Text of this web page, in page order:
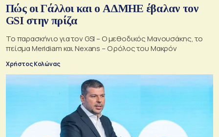
Πώς οι Γάλλοι και ο ΑΔΜΗΕ έβαλαν τον
GSI στην πρίζα
Το παρασκήνιο για τον GSI – Ο μεθοδικός Μανουσάκης, το
πείσμα Meridiam και Nexans – Ο ρόλος του Μακρόν
Χρήστος Κολώνας